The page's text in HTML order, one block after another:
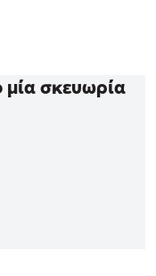
μία σκευωρία